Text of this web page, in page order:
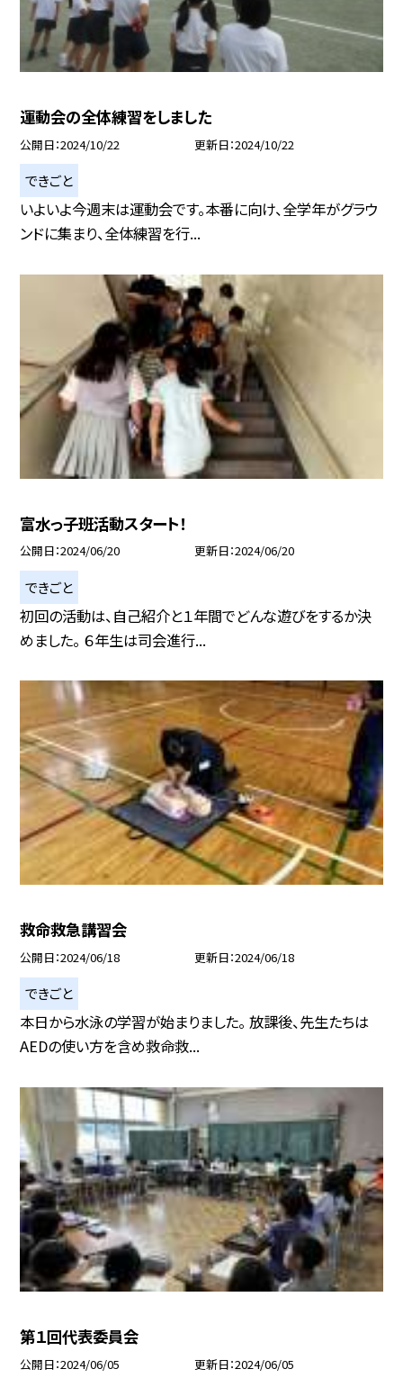
運動会の全体練習をしました
公開日 2024/10/22 更新日 2024/10/22
できごと
いよいよ今週末は運動会です。本番に向け、全学年がグラウ
ンドに集まり、全体練習を行...
富水っ子班活動スタート！
公開日 2024/06/20 更新日 2024/06/20
できごと
初回の活動は、自己紹介と１年間でどんな遊びをするか決
めました。 ６年生は司会進行...
救命救急講習会
公開日 2024/06/18 更新日 2024/06/18
できごと
本日から水泳の学習が始まりました。 放課後、先生たちは
AEDの使い方を含め救命救...
第１回代表委員会
公開日 2024/06/05 更新日 2024/06/05